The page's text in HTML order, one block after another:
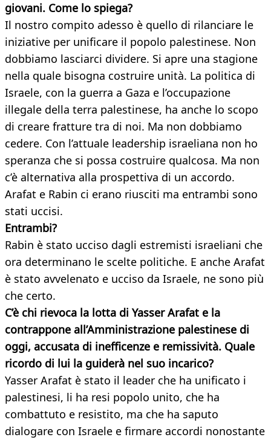
giovani. Come lo spiega?
Il nostro compito adesso è quello di rilanciare le
iniziative per unificare il popolo palestinese. Non
dobbiamo lasciarci dividere. Si apre una stagione
nella quale bisogna costruire unità. La politica di
Israele, con la guerra a Gaza e l’occupazione
illegale della terra palestinese, ha anche lo scopo
di creare fratture tra di noi. Ma non dobbiamo
cedere. Con l’attuale leadership israeliana non ho
speranza che si possa costruire qualcosa. Ma non
c’è alternativa alla prospettiva di un accordo.
Arafat e Rabin ci erano riusciti ma entrambi sono
stati uccisi.
Entrambi?
Rabin è stato ucciso dagli estremisti israeliani che
ora determinano le scelte politiche. E anche Arafat
è stato avvelenato e ucciso da Israele, ne sono più
che certo.
C’è chi rievoca la lotta di Yasser Arafat e la
contrappone all’Amministrazione palestinese di
oggi, accusata di inefficenze e remissività. Quale
ricordo di lui la guiderà nel suo incarico?
Yasser Arafat è stato il leader che ha unificato i
palestinesi, li ha resi popolo unito, che ha
combattuto e resistito, ma che ha saputo
dialogare con Israele e firmare accordi nonostante